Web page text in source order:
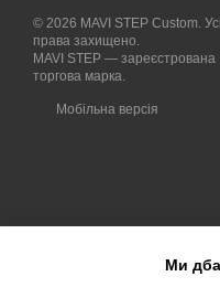
© 2026 MAVI STEP Custom. Усі
права захищено.
MAVI STEP — зареєстрована
торгова марка.
Мобільна версія
Ми